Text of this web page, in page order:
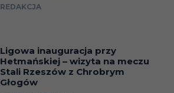
REDAKCJA
Ligowa inauguracja przy
Hetmańskiej – wizyta na meczu
Stali Rzeszów z Chrobrym
Głogów